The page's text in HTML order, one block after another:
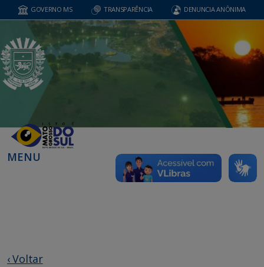
GOVERNO MS TRANSPARÊNCIA DENUNCIA ANÔNIMA
MENU
‹ Voltar